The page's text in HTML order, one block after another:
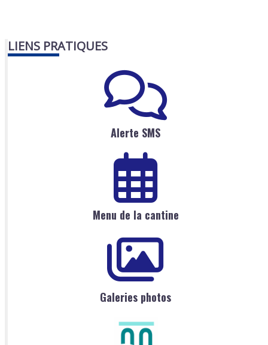
LIENS PRATIQUES
Alerte SMS
Menu de la cantine
Galeries photos